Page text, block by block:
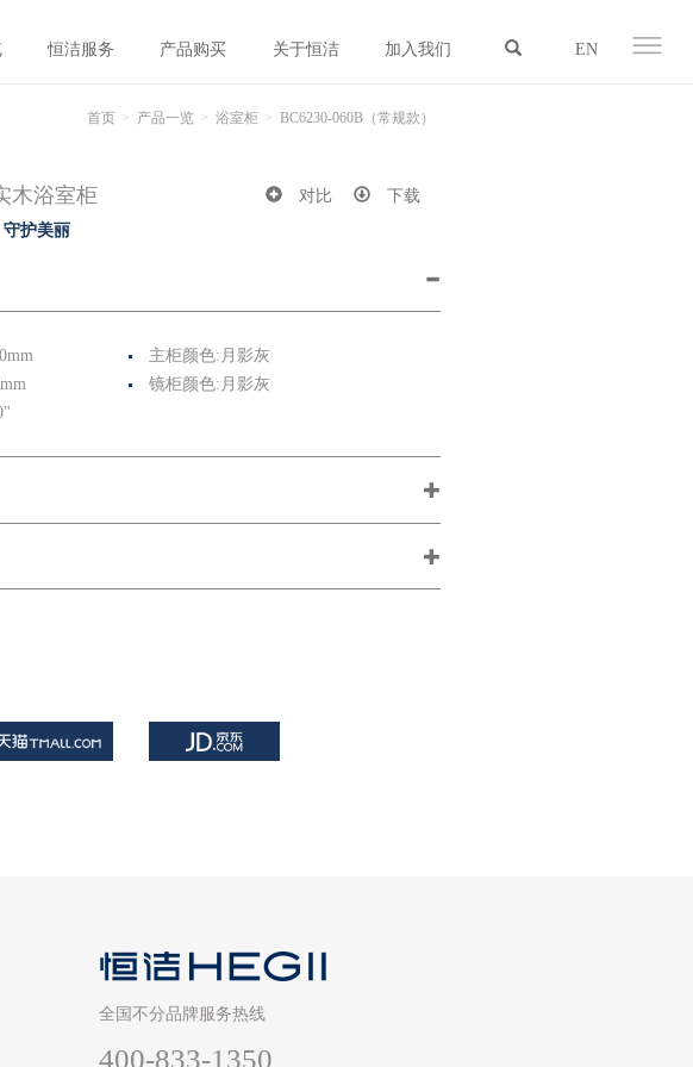
恒洁服务 产品购买 关于恒洁 加入我们 EN
首页 产品一览 浴室柜 BC6230-060B（常规款）
对比 下载
木浴室柜
护美丽
主柜颜色:月影灰
镜柜颜色:月影灰
全国不分品牌服务热线
400-833-1350